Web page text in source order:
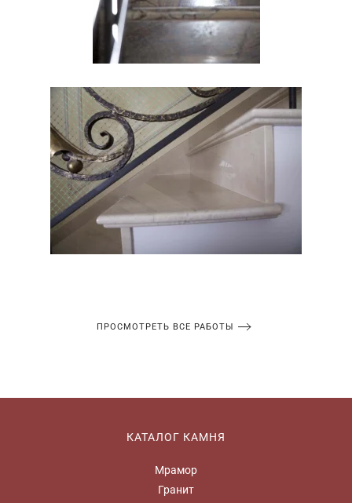
ПРОСМОТРЕТЬ ВСЕ РАБОТЫ
КАТАЛОГ КАМНЯ
Мрамор
Гранит